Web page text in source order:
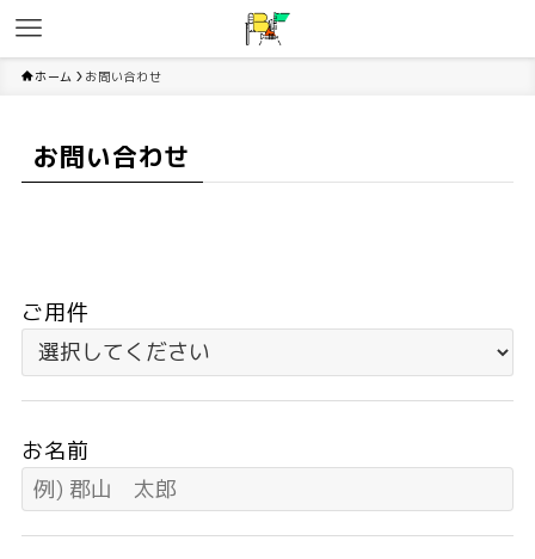
ホーム お問い合わせ
お問い合わせ
ご用件
お名前